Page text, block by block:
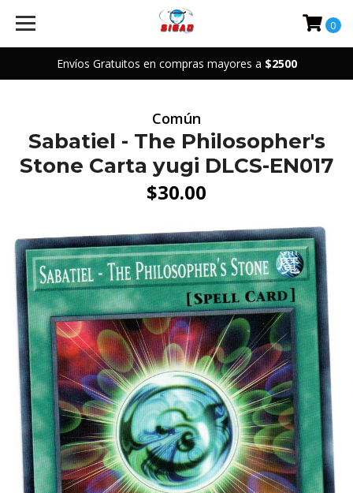
Envíos Gratuitos en compras mayores a $2500
0
Común
Sabatiel - The Philosopher's
Stone Carta yugi DLCS-EN017
$30.00